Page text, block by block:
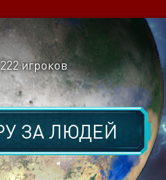
игроков
ЗАЛЮДЕЙ